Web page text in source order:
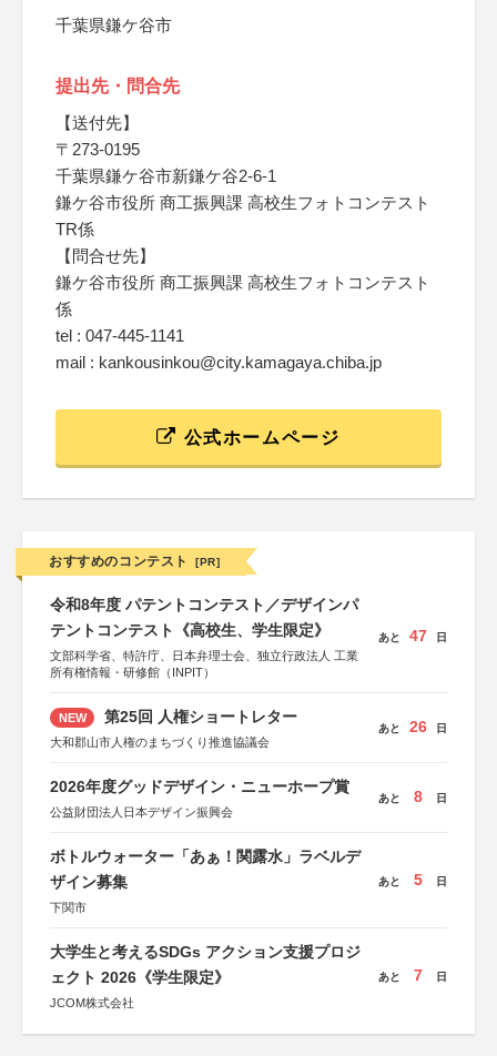
千葉県鎌ケ谷市
提出先・問合先
【送付先】
〒273-0195
千葉県鎌ケ谷市新鎌ケ谷2-6-1
鎌ケ谷市役所 商工振興課 高校生フォトコンテスト
TR係
【問合せ先】
鎌ケ谷市役所 商工振興課 高校生フォトコンテスト
係
tel : 047-445-1141
mail : kankousinkou@city.kamagaya.chiba.jp
公式ホームページ
おすすめのコンテスト [PR]
令和8年度 パテントコンテスト／デザインパ
テントコンテスト《高校生、学生限定》
文部科学省、特許庁、日本弁理士会、独立行政法人 工業
所有権情報・研修館（INPIT）
あと 47 日
NEW 第25回 人権ショートレター
大和郡山市人権のまちづくり推進協議会
あと 26 日
2026年度グッドデザイン・ニューホープ賞
公益財団法人日本デザイン振興会
あと 8 日
ボトルウォーター「あぁ！関露水」ラベルデ
ザイン募集
下関市
あと 5 日
大学生と考えるSDGs アクション支援プロジ
ェクト 2026《学生限定》
JCOM株式会社
あと 7 日